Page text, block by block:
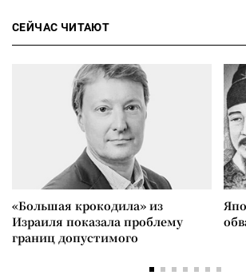
СЕЙЧАС ЧИТАЮТ
«Большая крокодила» из
Израиля показала проблему
границ допустимого